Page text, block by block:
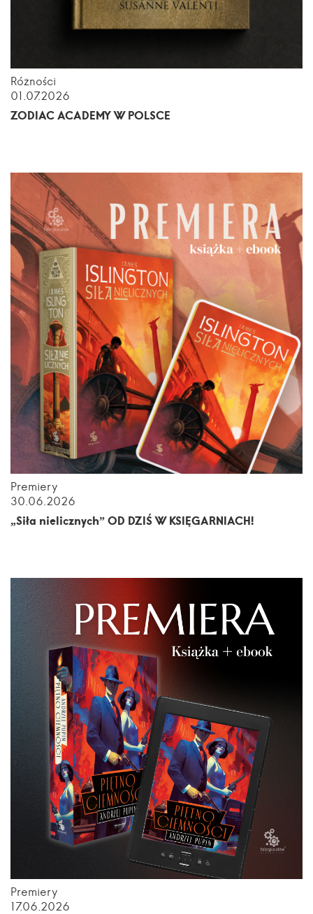
Różności
01.07.2026
ZODIAC ACADEMY W POLSCE
Premiery
30.06.2026
„Siła nielicznych” OD DZIŚ W KSIĘGARNIACH!
Premiery
17.06.2026